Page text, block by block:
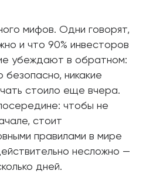
мифов. Одни говорят,
и что 90% инвесторов
убеждают в обратном:
безопасно, никакие
стоило еще вчера.
чтобы не
стоит
правилами в мире
несложно —
дней.